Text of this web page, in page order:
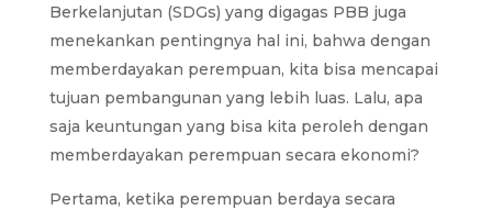
Berkelanjutan (SDGs) yang digagas PBB juga
menekankan pentingnya hal ini, bahwa dengan
memberdayakan perempuan, kita bisa mencapai
tujuan pembangunan yang lebih luas. Lalu, apa
saja keuntungan yang bisa kita peroleh dengan
memberdayakan perempuan secara ekonomi?
Pertama, ketika perempuan berdaya secara